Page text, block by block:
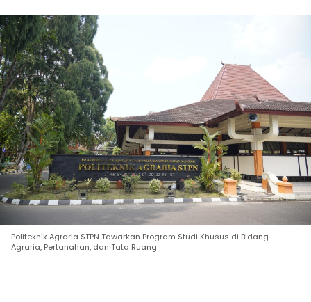
Politeknik Agraria STPN Tawarkan Program Studi Khusus di Bidang
Agraria, Pertanahan, dan Tata Ruang